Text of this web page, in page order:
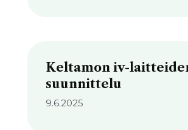
Keltamon iv-
suunnittelu
9.6.2025